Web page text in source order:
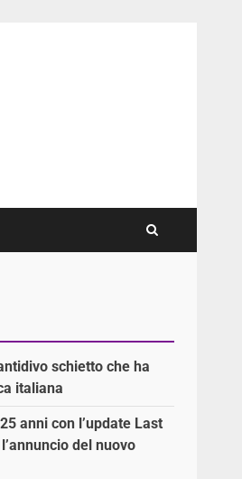
schietto che ha
italiana
anni con l’update Last
del nuovo